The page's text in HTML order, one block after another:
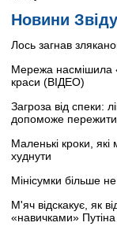
Новини
Лось загнав
Мережа насмішила
краси (ВІДЕО)
Загроза від спеки:
допоможе пережити
Маленькі кроки,
худнути
Мінісумки більше
М'яч відскакує, як
«навичками» Путіна